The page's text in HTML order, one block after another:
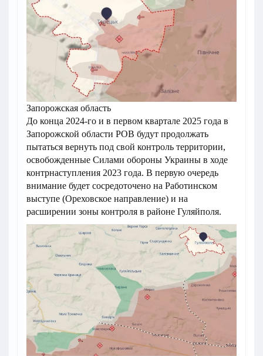
Запорожская область
До конца 2024-го и в первом квартале 2025 года в
Запорожской области РОВ будут продолжать
пытаться вернуть под свой контроль территории,
освобожденные Силами обороны Украины в ходе
контрнаступления 2023 года. В первую очередь
внимание будет сосредоточено на Работинском
выступе (Ореховское направление) и на
расширении зоны контроля в районе Гуляйполя.